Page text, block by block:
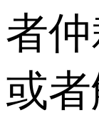
者
或者